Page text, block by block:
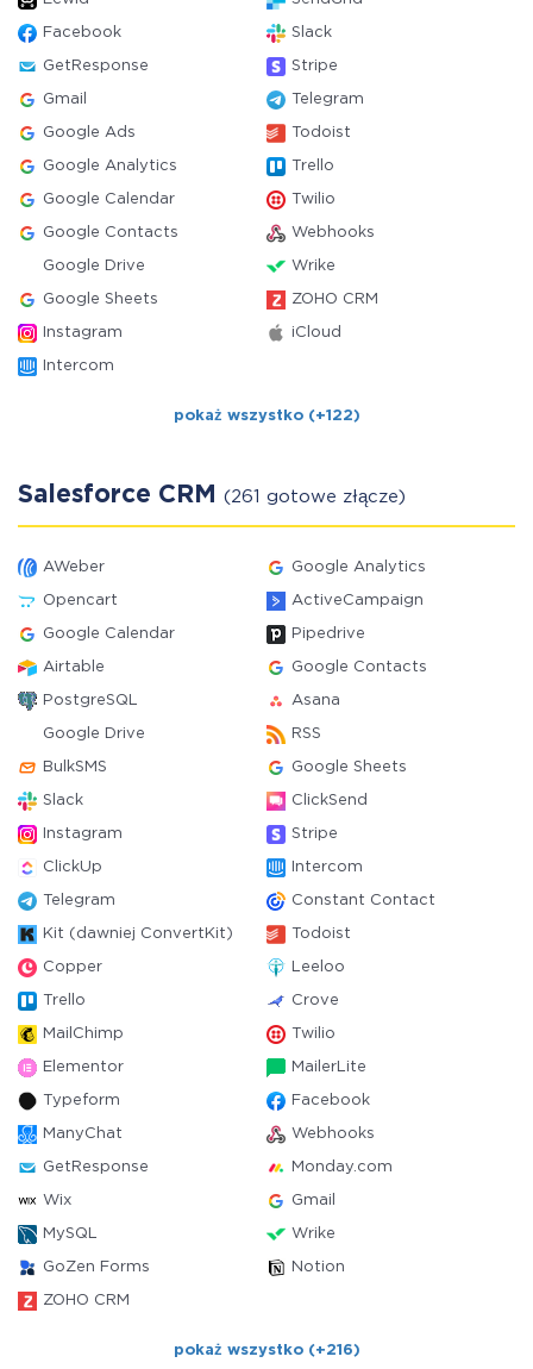
Facebook Slack
GetResponse Stripe
Gmail Telegram
Google Ads Todoist
Google Analytics Trello
Google Calendar Twilio
Google Contacts Webhooks
Google Drive Wrike
Google Sheets ZOHO CRM
Instagram iCloud
Intercom
pokaż wszystko (+122)
Salesforce CRM (261 gotowe złącze)
AWeber Google Analytics
Opencart ActiveCampaign
Google Calendar Pipedrive
Airtable Google Contacts
PostgreSQL Asana
Google Drive RSS
BulkSMS Google Sheets
Slack ClickSend
Instagram Stripe
ClickUp Intercom
Telegram Constant Contact
Kit (dawniej ConvertKit) Todoist
Copper Leeloo
Trello Crove
MailChimp Twilio
Elementor MailerLite
Typeform Facebook
ManyChat Webhooks
GetResponse Monday.com
Wix Gmail
MySQL Wrike
GoZen Forms Notion
ZOHO CRM
pokaż wszystko (+216)